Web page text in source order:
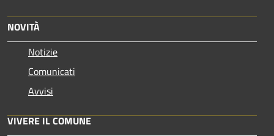
NOVITÀ
Notizie
Comunicati
Avvisi
VIVERE IL COMUNE